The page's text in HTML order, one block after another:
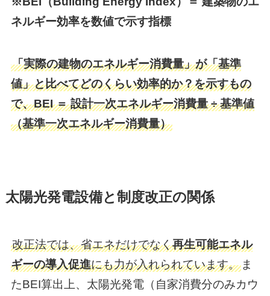
ネルギー効率を数値で示す指標
「実際の建物のエネルギー消費量」が「基準
値」と比べてどのくらい効率的か？を示すもの
で、BEI ＝ 設計一次エネルギー消費量 ÷ 基準値
（基準一次エネルギー消費量）
太陽光発電設備と制度改正の関係
改正法では、省エネだけでなく再生可能エネル
ギーの導入促進にも力が入れられています。ま
たBEI算出上、太陽光発電（自家消費分のみカウ